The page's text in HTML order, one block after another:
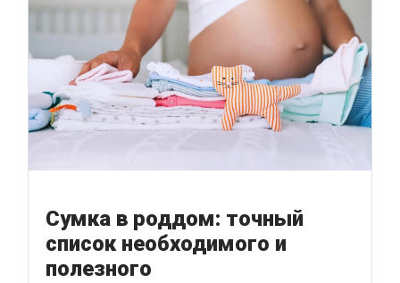
Сумка в роддом: точный
список необходимого и
полезного